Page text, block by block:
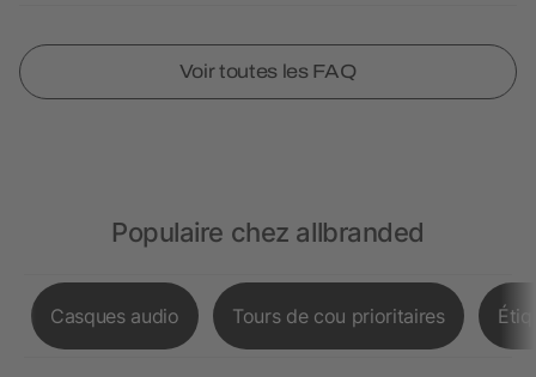
Voir toutes les FAQ
Populaire chez allbranded
Casques audio Tours de cou prioritaires